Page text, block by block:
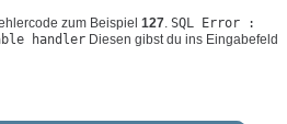
zum Beispiel 127. SQL Error :
handler Diesen gibst du ins Eingabefeld